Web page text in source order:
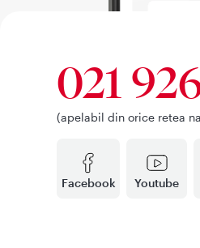
Facebook Youtube
021
(apelabil din orice retea